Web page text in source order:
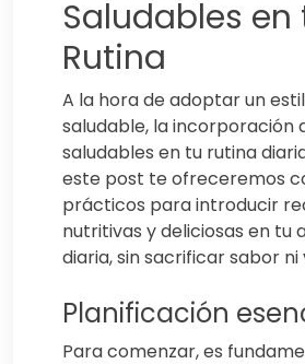
Saludables en
Rutina
A la hora de adoptar un
saludable, la incorporación
saludables en tu rutina
este post te ofreceremos
prácticos para introducir
nutritivas y deliciosas en tu
diaria, sin sacrificar sabor ni
Planificación
Para comenzar, es